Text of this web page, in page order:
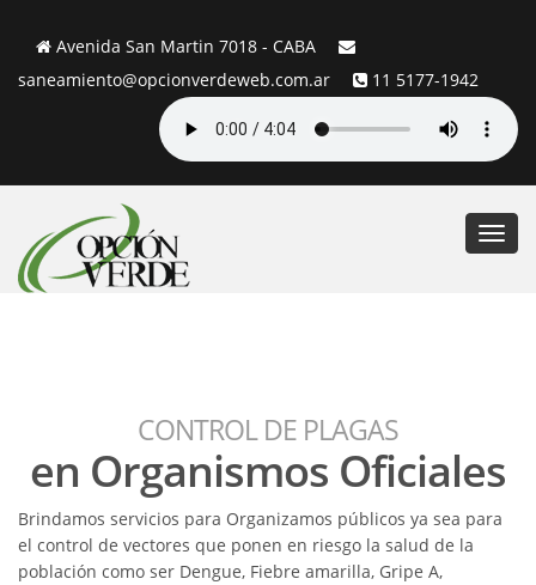
Avenida San Martin 7018 - CABA
saneamiento@opcionverdeweb.com.ar
11 5177-1942
CONTROL DE PLAGAS
en Organismos Oficiales
Brindamos servicios para Organizamos públicos ya sea para
el control de vectores que ponen en riesgo la salud de la
población como ser Dengue, Fiebre amarilla, Gripe A,